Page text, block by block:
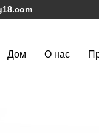
Дом О нас